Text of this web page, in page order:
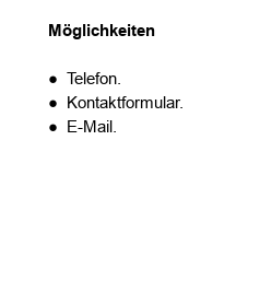
Möglichkeiten
● Telefon.
● Kontaktformular.
● E-Mail.